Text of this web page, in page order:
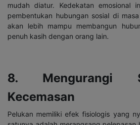
mudah diatur. Kedekatan emosional
pembentukan hubungan sosial di
akan lebih mampu membangun
penuh kasih dengan orang lain.
8. Mengurangi
Kecemasan
Pelukan memiliki efek fisiologis yang